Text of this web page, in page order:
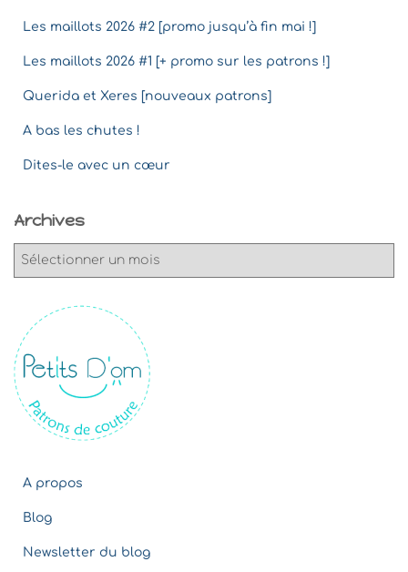
Les maillots 2026 #2 [promo jusqu’à fin mai !]
Les maillots 2026 #1 [+ promo sur les patrons !]
Querida et Xeres [nouveaux patrons]
A bas les chutes !
Dites-le avec un cœur
Archives
v
e
s
A propos
Blog
Newsletter du blog